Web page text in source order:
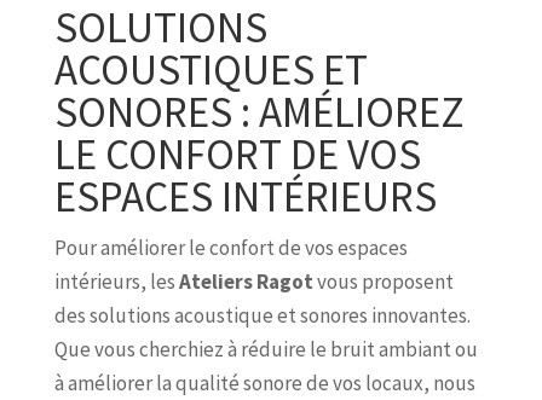
SOLUTIONS
ACOUSTIQUES ET
SONORES : AMÉLIOREZ
LE CONFORT DE VOS
ESPACES INTÉRIEURS
Pour améliorer le confort de vos espaces
intérieurs, lesAteliers Ragotvous proposent
des solutions acoustique et sonores innovantes.
Que vous cherchiez à réduire le bruit ambiant ou
à améliorer la qualité sonore de vos locaux, nous